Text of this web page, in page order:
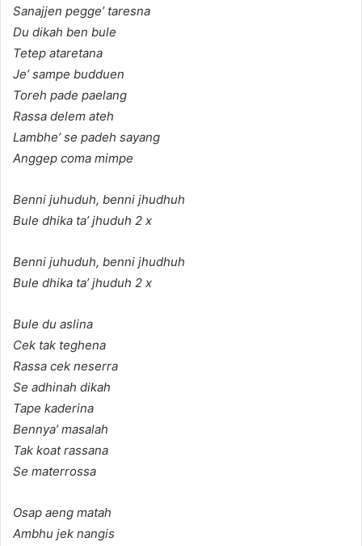
Sanajjen pegge’ taresna
Du dikah ben bule
Tetep ataretana
Je’ sampe budduen
Toreh pade paelang
Rassa delem ateh
Lambhe’ se padeh sayang
Anggep coma mimpe
Benni juhuduh, benni jhudhuh
Bule dhika ta’ jhuduh 2 x
Benni juhuduh, benni jhudhuh
Bule dhika ta’ jhuduh 2 x
Bule du aslina
Cek tak teghena
Rassa cek neserra
Se adhinah dikah
Tape kaderina
Bennya’ masalah
Tak koat rassana
Se materrossa
Osap aeng matah
Ambhu jek nangis